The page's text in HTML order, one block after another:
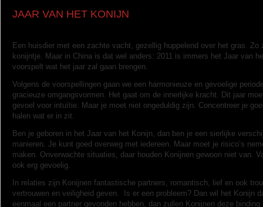
JAAR VAN HET KONIJN
Een huisdier met een zachte vacht, gezellig huppelend over het gras. Zo
konijntje. Maar in China is dat wel anders: 2011 is immers het Jaar van
voorspelt wat het jaar zal gaan brengen.
Volgens de voorspellingen gaan we een harmonieuze en gevoelige
gracieuze omgangsvormen. Het gaat om de innerlijke kracht. Dit jaar
gevoel voor intuïtie. Maar je moet niet ongeduldig zijn. Concentreer je
halen wat er in zit.
Ben je geboren in het Jaar van het Konijn, dan ben je een sierlijke
manieren. Je kunt goed overweg met iedereen. Maar moet je risico’s
maken. Onverwachte situaties, daar houden Konijnen gewoon niet van.
ook erg gevoelig.
In relaties zijn Konijnen fantastische partners, romantisch, lief en ook
vertrouwen en veiligheid geven. Is er een probleem? Dan wil het Konijn
eenmaal een partner gevonden hebben, dan zullen Konijnen deze binding